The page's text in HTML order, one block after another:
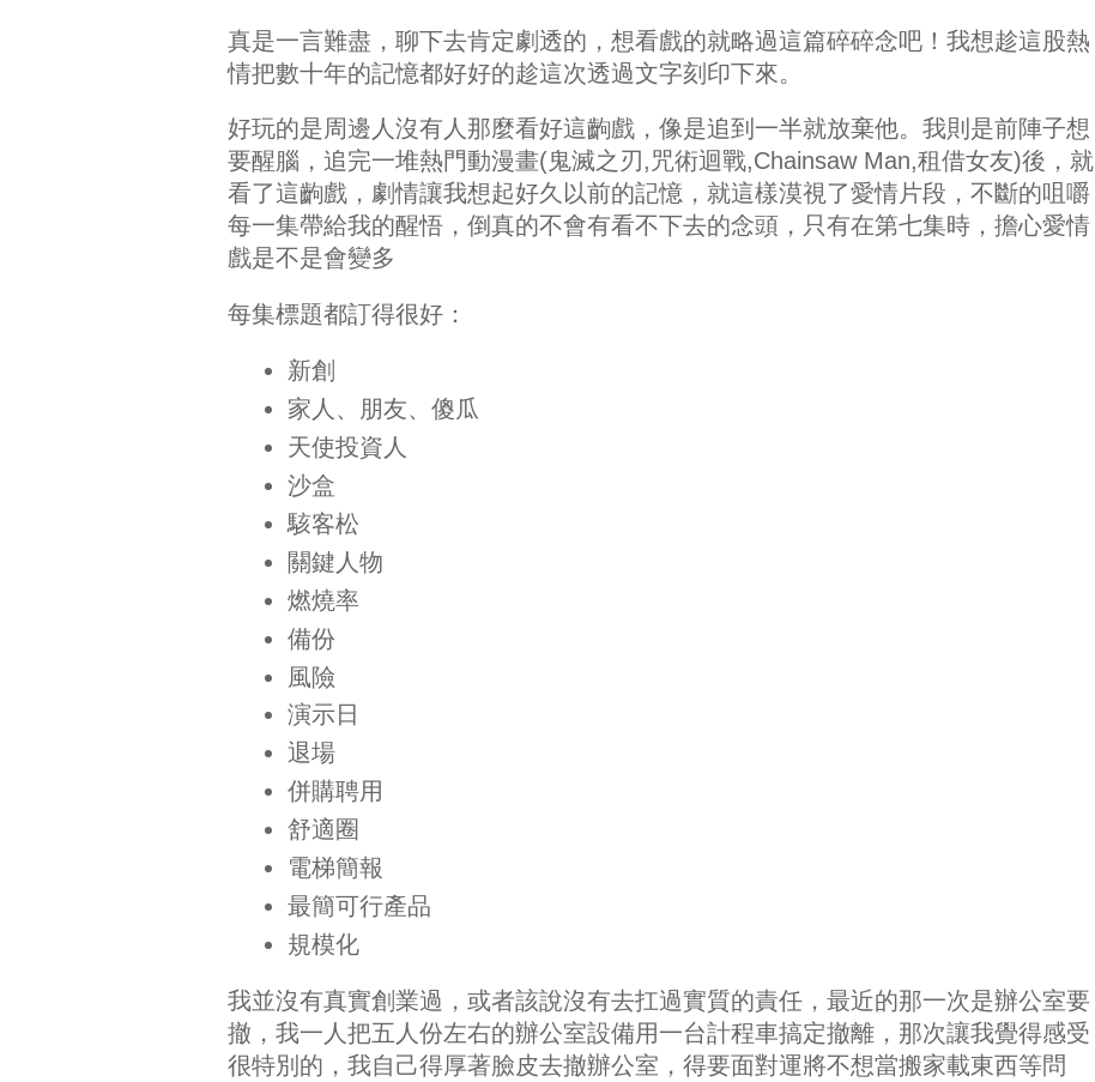
真是一言難盡，聊下去肯定劇透的，想看戲的就略過這篇碎碎念吧！我想趁這股熱
情把數十年的記憶都好好的趁這次透過文字刻印下來。
好玩的是周邊人沒有人那麼看好這齣戲，像是追到一半就放棄他。我則是前陣子想
要醒腦，追完一堆熱門動漫畫(鬼滅之刃,咒術迴戰,Chainsaw Man,租借女友)後，就
看了這齣戲，劇情讓我想起好久以前的記憶，就這樣漠視了愛情片段，不斷的咀嚼
每一集帶給我的醒悟，倒真的不會有看不下去的念頭，只有在第七集時，擔心愛情
戲是不是會變多
每集標題都訂得很好：
新創
家人、朋友、傻瓜
天使投資人
沙盒
駭客松
關鍵人物
燃燒率
備份
風險
演示日
退場
併購聘用
舒適圈
電梯簡報
最簡可行產品
規模化
我並沒有真實創業過，或者該說沒有去扛過實質的責任，最近的那一次是辦公室要
撤，我一人把五人份左右的辦公室設備用一台計程車搞定撤離，那次讓我覺得感受
很特別的，我自己得厚著臉皮去撤辦公室，得要面對運將不想當搬家載東西等問